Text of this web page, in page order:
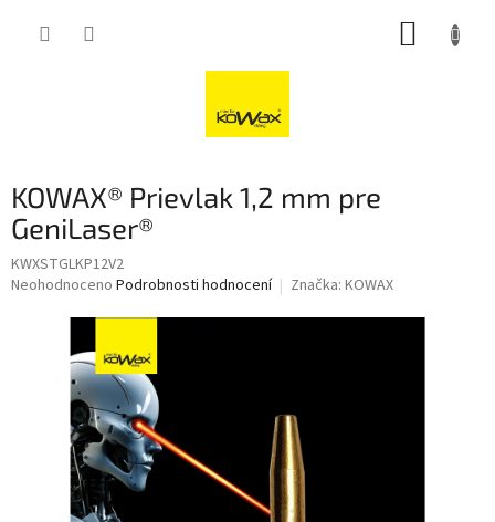
KOWAX® Prievlak 1,2 mm pre
GeniLaser®
KWXSTGLKP12V2
Průměrné
hvězdiček.
Neohodnoceno Podrobnosti hodnocení Značka: KOWAX